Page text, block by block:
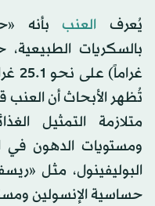
يُعرفالعنببأنه
تُظهر الأبحاث أن
متلازمة التمثيل
ومستويات الدهون
البوليفينول، مثل
حساسية الإنسولين